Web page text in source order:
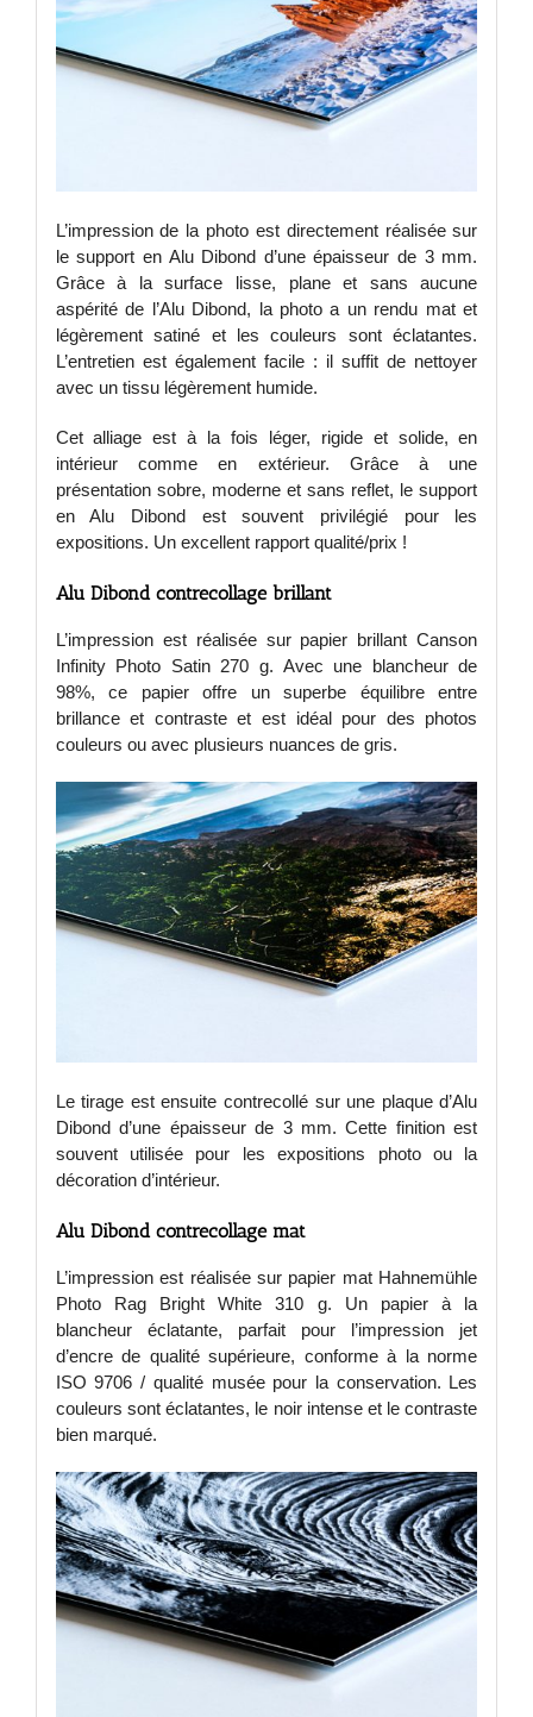
L’impression de la photo est directement réalisée sur
le support en Alu Dibond d’une épaisseur de 3 mm.
Grâce à la surface lisse, plane et sans aucune
aspérité de l’Alu Dibond, la photo a un rendu mat et
légèrement satiné et les couleurs sont éclatantes.
L’entretien est également facile : il suffit de nettoyer
avec un tissu légèrement humide.
Cet alliage est à la fois léger, rigide et solide, en
intérieur comme en extérieur. Grâce à une
présentation sobre, moderne et sans reflet, le support
en Alu Dibond est souvent privilégié pour les
expositions. Un excellent rapport qualité/prix !
Alu Dibond contrecollage brillant
L’impression est réalisée sur papier brillant Canson
Infinity Photo Satin 270 g. Avec une blancheur de
98%, ce papier offre un superbe équilibre entre
brillance et contraste et est idéal pour des photos
couleurs ou avec plusieurs nuances de gris.
Le tirage est ensuite contrecollé sur une plaque d’Alu
Dibond d’une épaisseur de 3 mm. Cette finition est
souvent utilisée pour les expositions photo ou la
décoration d’intérieur.
Alu Dibond contrecollage mat
L’impression est réalisée sur papier mat Hahnemühle
Photo Rag Bright White 310 g. Un papier à la
blancheur éclatante, parfait pour l’impression jet
d’encre de qualité supérieure, conforme à la norme
ISO 9706 / qualité musée pour la conservation. Les
couleurs sont éclatantes, le noir intense et le contraste
bien marqué.